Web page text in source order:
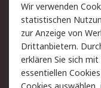
Rücksendungen
Hilfe
Rechtliches
AGB
Wir verwenden
statistischen
zur Anzeige von
Drittanbietern.
erklären Sie sich
essentiellen